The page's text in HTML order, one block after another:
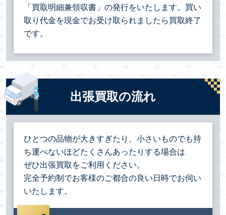
「買取明細兼領収書」の発行をいたします。買い
取り代金を現金でお受け取られましたら買取終了
です。
出張買取の流れ
ひとつの品物が大きすぎたり、小さいものでも持
ち運べないほどたくさんあったりする場合は
ぜひ出張買取をご利用ください。
完全予約制でお客様のご都合の良い日時でお伺い
いたします。